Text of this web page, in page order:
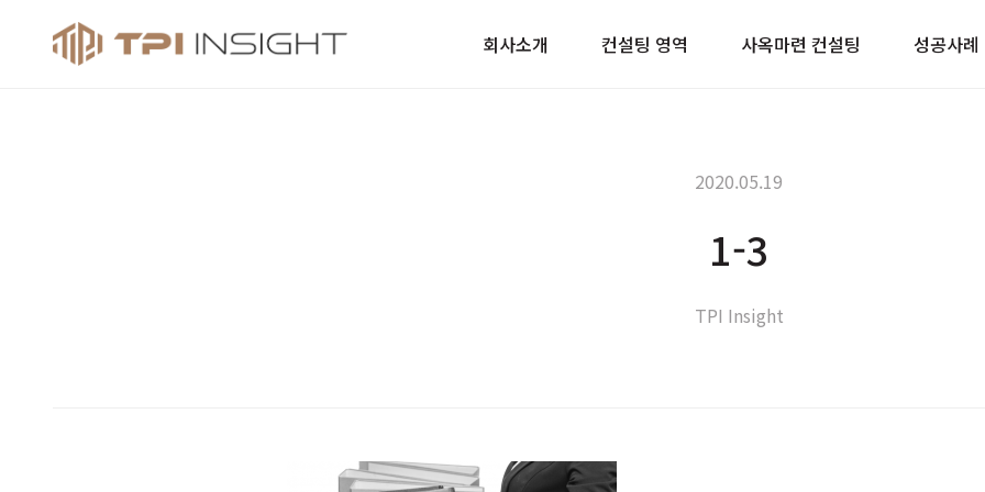
티피아이 인사이트회사소개 컨설팅 영역 사옥마련 컨설팅 성공사례
2020.05.19
1-3
TPI Insight